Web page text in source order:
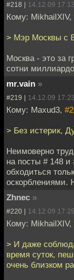
#218 | 14.12.09 17:13
Кому: MikhailXIV,
> Мэр Москвы с
Москва - это за
сотни
mr.vain »
#219 | 14.12.09 17:23
Кому: Maxud3,
> Без истерик,
Неимоверно
на посты # 148 и
обходиться
оскорблениями.
Zhnec »
#220 | 14.12.09 17:25
Кому: MikhailXIV,
> И даже
время суток,
очень близком